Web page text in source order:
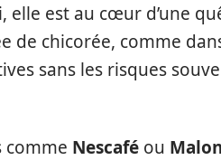
elle est au cœur d’une
chicorée, comme
sans les risques
comme Nescafé ou